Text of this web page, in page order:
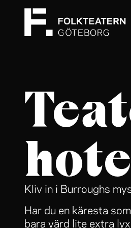
Kliv in i Burroughs
Har du en käresta
bara värd lite extra